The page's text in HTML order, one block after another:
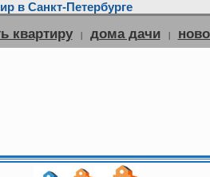
в Санкт-Петербурге
квартиру | дома дачи |